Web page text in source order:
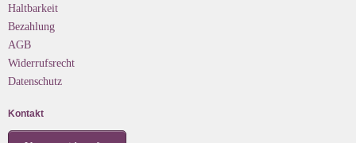
Haltbarkeit
Bezahlung
AGB
Widerrufsrecht
Datenschutz
Kontakt